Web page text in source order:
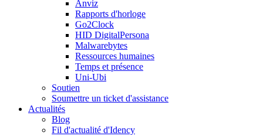
Anviz
Rapports d'horloge
Go2Clock
HID DigitalPersona
Malwarebytes
Ressources humaines
Temps et présence
Uni-Ubi
Soutien
Soumettre un ticket d'assistance
Actualités
Blog
Fil d'actualité d'Idency